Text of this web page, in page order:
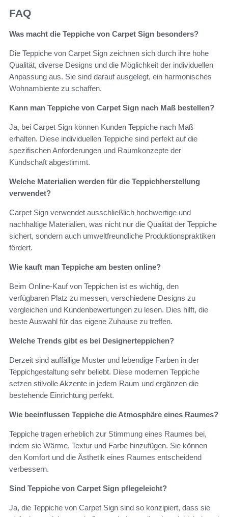
FAQ
Was macht die Teppiche von Carpet Sign besonders?
Die Teppiche von Carpet Sign zeichnen sich durch ihre hohe
Qualität, diverse Designs und die Möglichkeit der individuellen
Anpassung aus. Sie sind darauf ausgelegt, ein harmonisches
Wohnambiente zu schaffen.
Kann man Teppiche von Carpet Sign nach Maß bestellen?
Ja, bei Carpet Sign können Kunden Teppiche nach Maß
erhalten. Diese individuellen Teppiche sind perfekt auf die
spezifischen Anforderungen und Raumkonzepte der
Kundschaft abgestimmt.
Welche Materialien werden für die Teppichherstellung
verwendet?
Carpet Sign verwendet ausschließlich hochwertige und
nachhaltige Materialien, was nicht nur die Qualität der Teppiche
sichert, sondern auch umweltfreundliche Produktionspraktiken
fördert.
Wie kauft man Teppiche am besten online?
Beim Online-Kauf von Teppichen ist es wichtig, den
verfügbaren Platz zu messen, verschiedene Designs zu
vergleichen und Kundenbewertungen zu lesen. Dies hilft, die
beste Auswahl für das eigene Zuhause zu treffen.
Welche Trends gibt es bei Designerteppichen?
Derzeit sind auffällige Muster und lebendige Farben in der
Teppichgestaltung sehr beliebt. Diese modernen Teppiche
setzen stilvolle Akzente in jedem Raum und ergänzen die
bestehende Einrichtung perfekt.
Wie beeinflussen Teppiche die Atmosphäre eines Raumes?
Teppiche tragen erheblich zur Stimmung eines Raumes bei,
indem sie Wärme, Textur und Farbe hinzufügen. Sie können
den Komfort und die Ästhetik eines Raumes entscheidend
verbessern.
Sind Teppiche von Carpet Sign pflegeleicht?
Ja, die Teppiche von Carpet Sign sind so konzipiert, dass sie